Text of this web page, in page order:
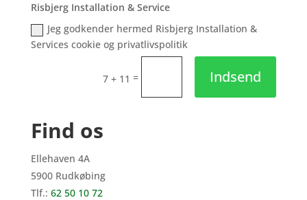
Risbjerg Installation & Service
Jeg godkender hermed Risbjerg Installation &
Services cookie og privatlivspolitik
7 + 11 = Indsend
Find os
Ellehaven 4A
5900 Rudkøbing
Tlf.: 62 50 10 72